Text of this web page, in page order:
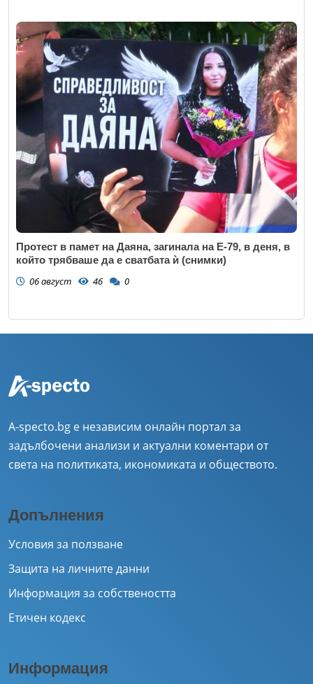
Протест в памет на Даяна, загинала на Е-79, в деня, в
който трябваше да е сватбата ѝ (снимки)
06 август 46 0
A-specto.bg е независим онлайн портал за
задълбочени анализи и актуални коментари от
света на политиката, икономиката и обществото.
Допълнения
Условия за ползване
Защита на личните данни
Информация за собствеността
Етичен кодекс
Информация